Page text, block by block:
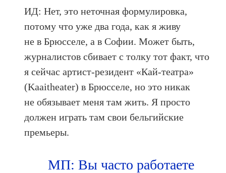
ИД: Нет, это неточная формулировка,
потому что уже два года, как я живу
не в Брюсселе, а в Софии. Может быть,
журналистов сбивает с толку тот факт, что
я сейчас артист-резидент «Кай-театра»
(Kaaitheater) в Брюсселе, но это никак
не обязывает меня там жить. Я просто
должен играть там свои бельгийские
премьеры.
МП: Вы часто работаете